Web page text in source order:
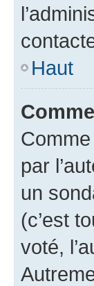
Haut
par
un
(c’est
voté,